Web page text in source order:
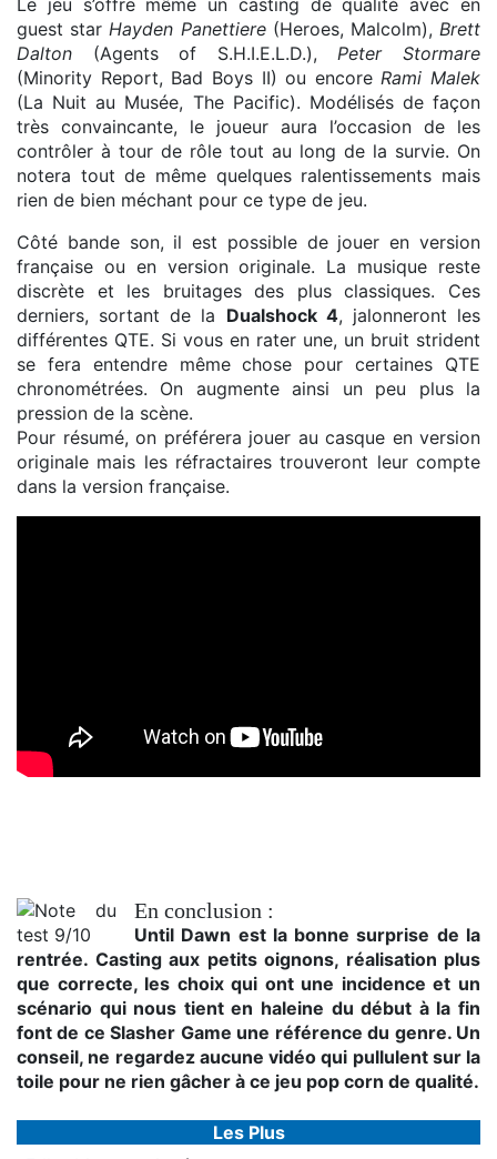
Le jeu s’offre même un casting de qualité avec en
guest starHayden Panettiere(Heroes, Malcolm),Brett
Dalton (Agents of S.H.I.E.L.D.),Peter Stormare
(Minority Report, Bad Boys II) ou encoreRami Malek
(La Nuit au Musée, The Pacific). Modélisés de façon
très convaincante, le joueur aura l’occasion de les
contrôler à tour de rôle tout au long de la survie. On
notera tout de même quelques ralentissements mais
rien de bien méchant pour ce type de jeu.
Côté bande son, il est possible de jouer en version
française ou en version originale. La musique reste
discrète et les bruitages des plus classiques. Ces
derniers, sortant de la Dualshock 4, jalonneront les
différentes QTE. Si vous en rater une, un bruit strident
se fera entendre même chose pour certaines QTE
chronométrées. On augmente ainsi un peu plus la
pression de la scène.
Pour résumé, on préférera jouer au casque en version
originale mais les réfractaires trouveront leur compte
dans la version française.
En conclusion :
Until Dawn est la bonne surprise de la
rentrée. Casting aux petits oignons, réalisation plus
que correcte, les choix qui ont une incidence et un
scénario qui nous tient en haleine du début à la fin
font de ce Slasher Game une référence du genre. Un
conseil, ne regardez aucune vidéo qui pullulent sur la
toile pour ne rien gâcher à ce jeu pop corn de qualité.
Les Plus